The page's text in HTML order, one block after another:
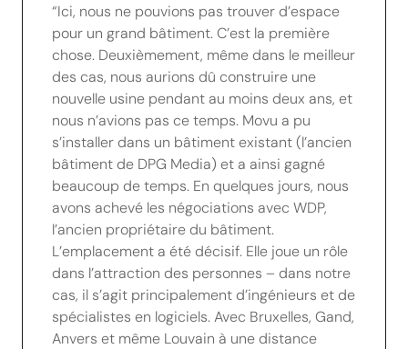
“Ici, nous ne pouvions pas trouver d’espace
pour un grand bâtiment. C’est la première
chose. Deuxièmement, même dans le meilleur
des cas, nous aurions dû construire une
nouvelle usine pendant au moins deux ans, et
nous n’avions pas ce temps. Movu a pu
s’installer dans un bâtiment existant (l’ancien
bâtiment de DPG Media) et a ainsi gagné
beaucoup de temps. En quelques jours, nous
avons achevé les négociations avec WDP,
l’ancien propriétaire du bâtiment.
L’emplacement a été décisif. Elle joue un rôle
dans l’attraction des personnes – dans notre
cas, il s’agit principalement d’ingénieurs et de
spécialistes en logiciels. Avec Bruxelles, Gand,
Anvers et même Louvain à une distance